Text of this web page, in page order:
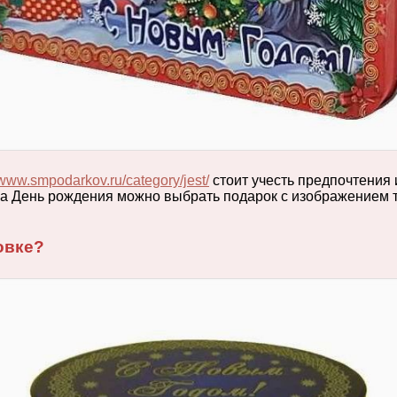
category/jest/стоит учесть
День рождения можно выбрать подарок с